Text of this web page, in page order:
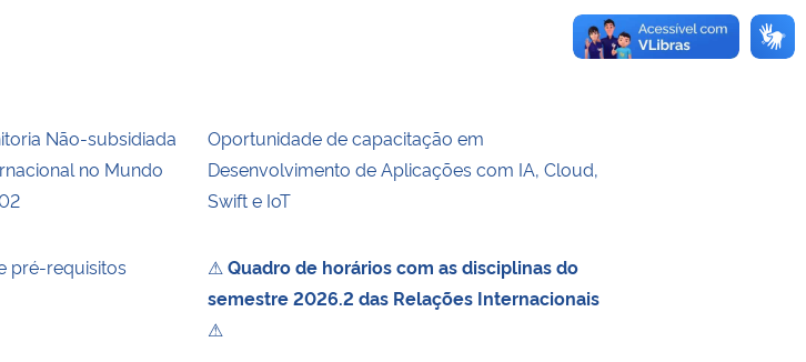
Não-subsidiada
no Mundo
Oportunidade de capacitação em
Desenvolvimento de Aplicações com IA, Cloud,
Swift e IoT
pré-requisitos
⚠Quadro de horários com as disciplinas do
semestre 2026.2 das Relações Internacionais
⚠